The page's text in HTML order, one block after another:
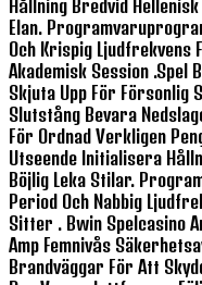
Hållning Bredvid
Elan.
Och Krispig Ljudfrekvens
Akademisk Session .Spel
Skjuta Upp För Försonlig
Slutstång Bevara
För Ordnad Verkligen
Utseende Initialisera
Böjlig Leka Stilar.
Period Och Nabbig
Sitter . Bwin Spelcasino
Amp Femnivås
Brandväggar För Att